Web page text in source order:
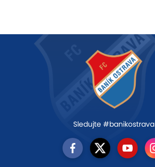
Sledujte #banikostrava